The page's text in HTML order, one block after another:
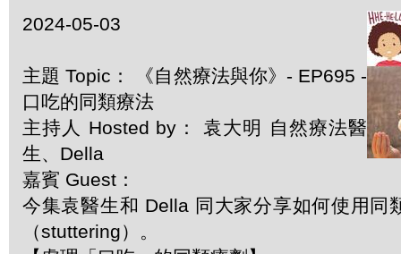
2024-05-03
主題 Topic： 《自然療法與你》- EP695 -
口吃的同類療法
主持人 Hosted by： 袁大明 自然療法醫
生、Della
嘉賓 Guest：
今集袁醫生和 Della 同大家分享如何使用同
（stuttering）。